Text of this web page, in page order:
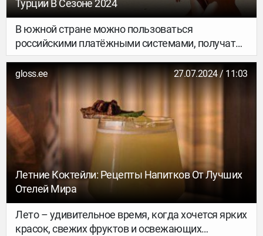
Турции В Сезоне 2024
В южной стране можно пользоваться
российскими платёжными системами, получать
скидки до 50% и ездить внутри городов почти
бесплатно. Главное – иметь понимание как это
делать…
gloss.ee 27.07.2024 / 11:03
Летние Коктейли: Рецепты Напитков От Лучших
Отелей Мира
Лето – удивительное время, когда хочется ярких
красок, свежих фруктов и освежающих